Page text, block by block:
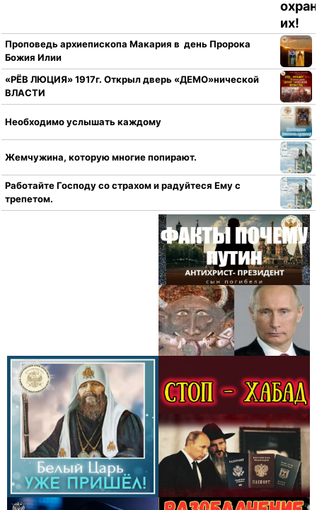
Проповедь архиепископа Макария в день Пророка
Божия Илии
«РЁВ ЛЮЦИЯ» 1917г. Открыл дверь «ДЕМО»нической
ВЛАСТИ
Необходимо услышать каждому
Жемчужина, которую многие попирают.
Работайте Господу со страхом и радуйтеся Ему с
трепетом.